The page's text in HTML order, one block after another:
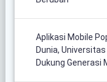
Aplikasi Mobile
Dunia,
Dukung Generasi